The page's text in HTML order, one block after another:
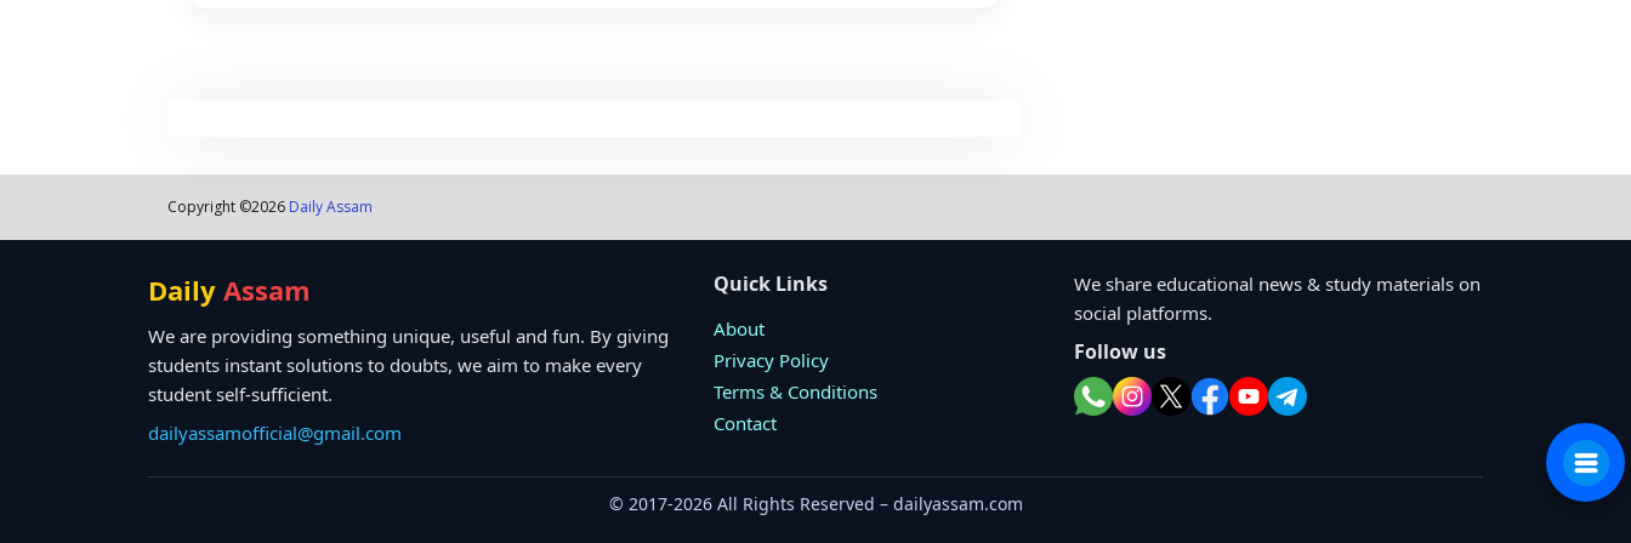
Copyright ©2026 Daily Assam
Daily Assam
We are providing something unique, useful and fun. By giving
students instant solutions to doubts, we aim to make every
student self-sufficient.
dailyassamofficial@gmail.com
Quick Links
About
Privacy Policy
Terms & Conditions
Contact
We share educational news & study materials on
social platforms.
Follow us
© 2017-2026 All Rights Reserved – dailyassam.com